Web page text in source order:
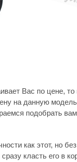
Вас по цене,
на данную
подобрать
как этот, но
класть его в